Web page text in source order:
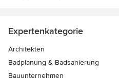
Expertenkategorie
Architekten
Badplanung & Badsanierung
Bauunternehmen